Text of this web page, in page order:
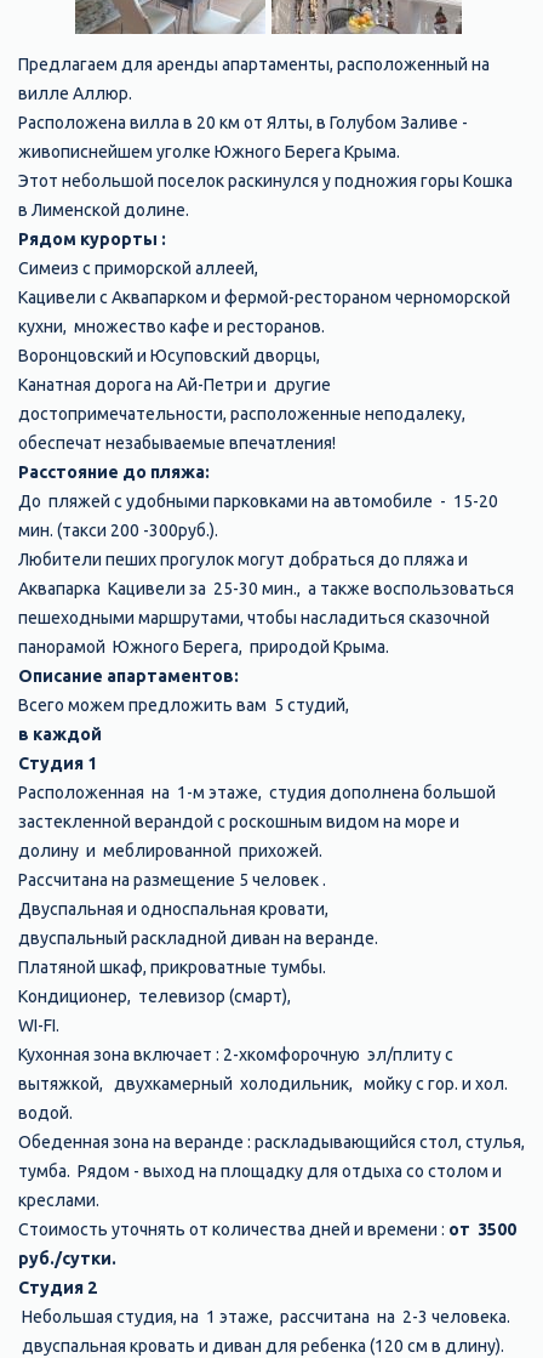
Предлагаем для аренды апартаменты, расположенный на
вилле Аллюр.
Расположена вилла в 20 км от Ялты, в Голубом Заливе -
живописнейшем уголке Южного Берега Крыма.
Этот небольшой поселок раскинулся у подножия горы Кошка
в Лименской долине.
Рядом курорты :
Симеиз с приморской аллеей,
Кацивели с Аквапарком и фермой-рестораном черноморской
кухни, множество кафе и ресторанов.
Воронцовский и Юсуповский дворцы,
Канатная дорога на Ай-Петри и другие
достопримечательности, расположенные неподалеку,
обеспечат незабываемые впечатления!
Расстояние до пляжа:
До пляжей с удобными парковками на автомобиле - 15-20
мин. (такси 200 -300руб.).
Любители пеших прогулок могут добраться до пляжа и
Аквапарка Кацивели за 25-30 мин., а также воспользоваться
пешеходными маршрутами, чтобы насладиться сказочной
панорамой Южного Берега, природой Крыма.
Описание апартаментов:
Всего можем предложить вам 5 студий,
в каждой
Студия 1
Расположенная на 1-м этаже, студия дополнена большой
застекленной верандой с роскошным видом на море и
долину и меблированной прихожей.
Рассчитана на размещение 5 человек .
Двуспальная и односпальная кровати,
двуспальный раскладной диван на веранде.
Платяной шкаф, прикроватные тумбы.
Кондиционер, телевизор (смарт),
WI-FI.
Кухонная зона включает : 2-хкомфорочную эл/плиту с
вытяжкой, двухкамерный холодильник, мойку с гор. и хол.
водой.
Обеденная зона на веранде : раскладывающийся стол, стулья,
тумба. Рядом - выход на площадку для отдыха со столом и
креслами.
Стоимость уточнять от количества дней и времени : от 3500
руб./сутки.
Студия 2
Небольшая студия, на 1 этаже, рассчитана на 2-3 человека.
двуспальная кровать и диван для ребенка (120 см в длину).